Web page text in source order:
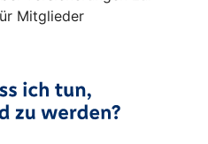
Mitglieder